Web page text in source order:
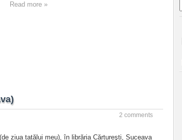
Read more »
2 comments
ziua tatălui meu), în librăria Cărtureşti, Suceava